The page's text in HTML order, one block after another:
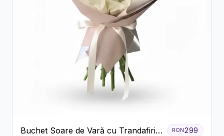
Buchet Soare de Vară cu Trandafiri
RON 299